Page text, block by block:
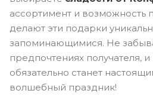
ассортимент и возможность
делают эти подарки
запоминающимися. Не
предпочтениях получателя,
обязательно станет
волшебный праздник!